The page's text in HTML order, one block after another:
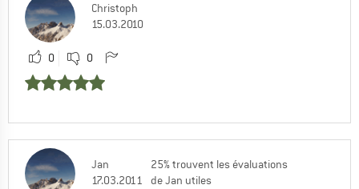
Christoph
15.03.2010
0 0
Jan
17.03.2011
25% trouvent les évaluations
de Jan utiles